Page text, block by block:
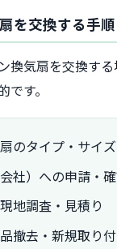
を交換する手順
換気扇を交換す
す。
のタイプ・サイズ
社）への申請・
地調査・見積り
撤去・新規取り付